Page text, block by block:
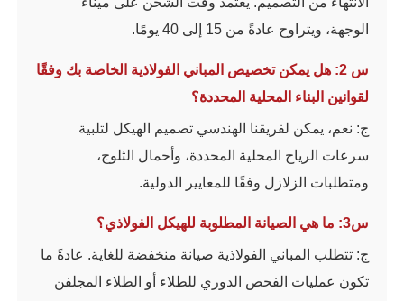
الوجهة، ويتراوح عادةً من 15 إلى 40 يومًا.
س 2: هل يمكن تخصيص المباني الفولاذية الخاصة بك وفقًا
لقوانين البناء المحلية المحددة؟
ج: نعم، يمكن لفريقنا الهندسي تصميم الهيكل لتلبية
سرعات الرياح المحلية المحددة، وأحمال الثلوج،
ومتطلبات الزلازل وفقًا للمعايير الدولية.
س3: ما هي الصيانة المطلوبة للهيكل الفولاذي؟
ج: تتطلب المباني الفولاذية صيانة منخفضة للغاية. عادةً ما
تكون عمليات الفحص الدوري للطلاء أو الطلاء المجلفن